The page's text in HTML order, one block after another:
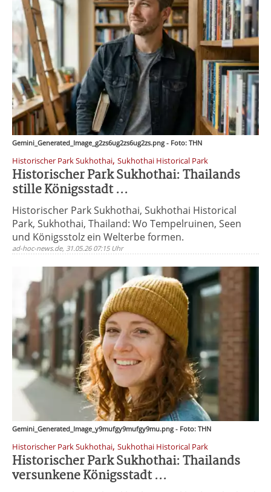
Gemini_Generated_Image_g2zs6ug2zs6ug2zs.png - Foto: THN
Historischer Park Sukhothai, Sukhothai Historical Park
Historischer Park Sukhothai: Thailands
stille Königsstadt ...
Historischer Park Sukhothai, Sukhothai Historical
Park, Sukhothai, Thailand: Wo Tempelruinen, Seen
und Königsstolz ein Welterbe formen.
ad-hoc-news.de, 31.05.26 07:15 Uhr
Gemini_Generated_Image_y9mufgy9mufgy9mu.png - Foto: THN
Historischer Park Sukhothai, Sukhothai Historical Park
Historischer Park Sukhothai: Thailands
versunkene Königsstadt ...